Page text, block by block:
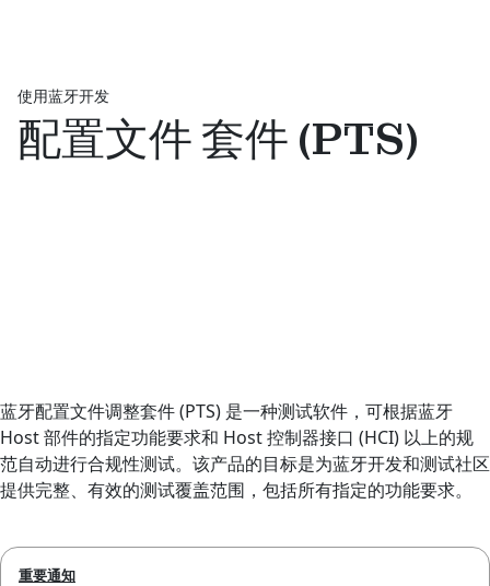
使用蓝牙开发
配置文件 套件 (PTS)
蓝牙配置文件调整套件 (PTS) 是一种测试软件，可根据蓝牙
Host 部件的指定功能要求和 Host 控制器接口 (HCI) 以上的规
范自动进行合规性测试。该产品的目标是为蓝牙开发和测试社区
提供完整、有效的测试覆盖范围，包括所有指定的功能要求。
重要通知